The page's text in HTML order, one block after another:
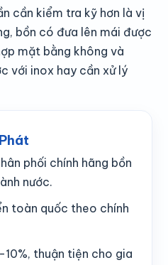
cần kiểm tra kỹ hơn là vị
bồn có đưa lên mái được
mặt bằng không và
với inox hay cần xử lý
phối chính hãng bồn
nước.
toàn quốc theo chính
thuận tiện cho gia